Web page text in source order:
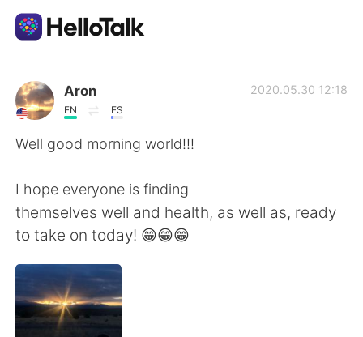
Language Exchange App
AI Grammar Checker
简体中文 繁體中文
Español
Français
Aron
EN ES
2020.05.30 12:18
Well good morning world!!!
I hope everyone is finding
themselves well and health, as well as, ready
to take on today! 😁😁😁